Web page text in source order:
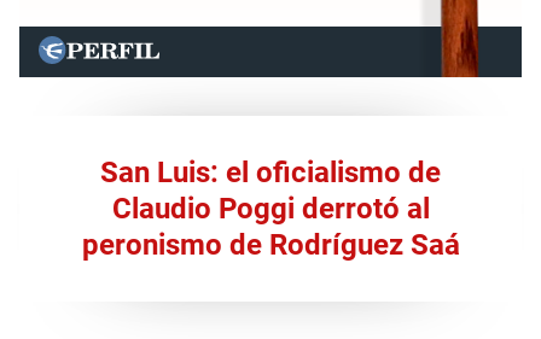
San Luis: el oficialismo de
Claudio Poggi derrotó al
peronismo de Rodríguez Saá